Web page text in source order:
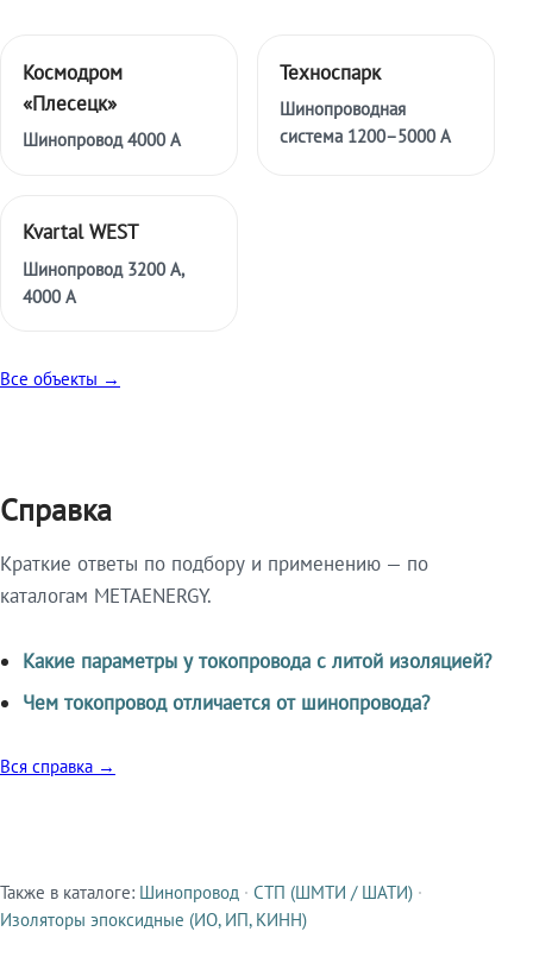
Космодром
«Плесецк»
Шинопровод 4000 А
Техноспарк
Шинопроводная
система 1200–5000 А
Kvartal WEST
Шинопровод 3200 А,
4000 А
Все объекты →
Справка
Краткие ответы по подбору и применению — по
каталогам METAENERGY.
Какие параметры у токопровода с литой изоляцией?
Чем токопровод отличается от шинопровода?
Вся справка →
Смежные продукты
Также в каталоге: Шинопровод · СТП (ШМТИ / ШАТИ) ·
Изоляторы эпоксидные (ИО, ИП, КИНН)